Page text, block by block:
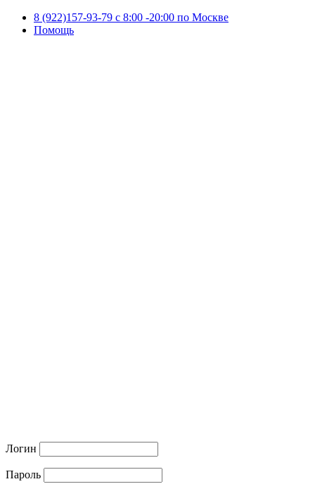
8 (922)157-93-79 c 8:00 -20:00 по Москве
Помощь
Логин
Пароль